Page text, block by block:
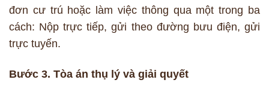
đơn cư trú hoặc làm việc thông qua một trong ba
cách: Nộp trực tiếp, gửi theo đường bưu điện, gửi
trực tuyến.
Bước 3. Tòa án thụ lý và giải quyết